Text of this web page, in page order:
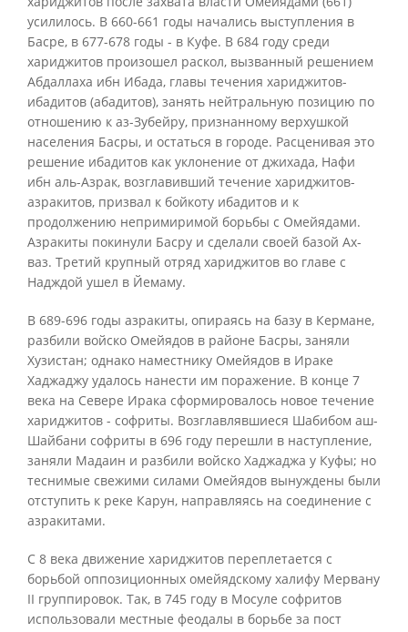
усилилось. В 660-661 годы начались выступления в
Басре, в 677-678 годы - в Куфе. В 684 году среди
хариджитов произошел раскол, вызванный решением
Абдаллаха ибн Ибада, главы течения хариджитов-
ибадитов (абадитов), занять нейтральную позицию по
отношению к аз-Зубейру, признанному верхушкой
населения Басры, и остаться в городе. Расценивая это
решение ибадитов как уклонение от джихада, Нафи
ибн аль-Азрак, возглавивший течение хариджитов-
азракитов, призвал к бойкоту ибадитов и к
продолжению непримиримой борьбы с Омейядами.
Азракиты покинули Басру и сделали своей базой Ах-
ваз. Третий крупный отряд хариджитов во главе с
Надждой ушел в Йемаму.
В 689-696 годы азракиты, опираясь на базу в Кермане,
разбили войско Омейядов в районе Басры, заняли
Хузистан; однако наместнику Омейядов в Ираке
Хаджаджу удалось нанести им поражение. В конце 7
века на Севере Ирака сформировалось новое течение
хариджитов - софриты. Возглавлявшиеся Шабибом аш-
Шайбани софриты в 696 году перешли в наступление,
заняли Мадаин и разбили войско Хаджаджа у Куфы; но
теснимые свежими силами Омейядов вынуждены были
отступить к реке Карун, направляясь на соединение с
азракитами.
С 8 века движение хариджитов переплетается с
борьбой оппозиционных омейядскому халифу Мервану
II группировок. Так, в 745 году в Мосуле софритов
использовали местные феодалы в борьбе за пост